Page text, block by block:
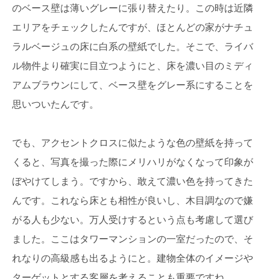
のベース壁は薄いグレーに張り替えたり。この時は近隣
エリアをチェックしたんですが、ほとんどの家がナチュ
ラルベージュの床に白系の壁紙でした。そこで、ライバ
ル物件より確実に目立つようにと、床を濃い目のミディ
アムブラウンにして、ベース壁をグレー系にすることを
思いついたんです。
でも、アクセントクロスに似たような色の壁紙を持って
くると、写真を撮った際にメリハリがなくなって印象が
ぼやけてしまう。ですから、敢えて濃い色を持ってきた
んです。これなら床とも相性が良いし、木目調なので嫌
がる人も少ない。万人受けするという点も考慮して選び
ました。ここはタワーマンションの一室だったので、そ
れなりの高級感も出るようにと。建物全体のイメージや